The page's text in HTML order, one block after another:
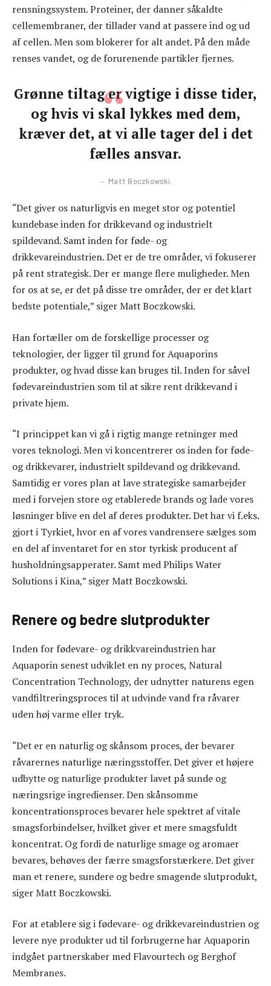
rensningssystem. Proteiner, der danner såkaldte
cellemembraner, der tillader vand at passere ind og ud
af cellen. Men som blokerer for alt andet. På den måde
renses vandet, og de forurenende partikler fjernes.
Grønne tiltag er vigtige i disse tider,
og hvis vi skal lykkes med dem,
kræver det, at vi alle tager del i det
fælles ansvar.
Matt Boczkowski.
“Det giver os naturligvis en meget stor og potentiel
kundebase inden for drikkevand og industrielt
spildevand. Samt inden for føde- og
drikkevareindustrien. Det er de tre områder, vi fokuserer
på rent strategisk. Der er mange flere muligheder. Men
for os at se, er det på disse tre områder, der er det klart
bedste potentiale,” siger Matt Boczkowski.
Han fortæller om de forskellige processer og
teknologier, der ligger til grund for Aquaporins
produkter, og hvad disse kan bruges til. Inden for såvel
fødevareindustrien som til at sikre rent drikkevand i
private hjem.
“I princippet kan vi gå i rigtig mange retninger med
vores teknologi. Men vi koncentrerer os inden for føde-
og drikkevarer, industrielt spildevand og drikkevand.
Samtidig er vores plan at lave strategiske samarbejder
med i forvejen store og etablerede brands og lade vores
løsninger blive en del af deres produkter. Det har vi f.eks.
gjort i Tyrkiet, hvor en af vores vandrensere sælges som
en del af inventaret for en stor tyrkisk producent af
husholdningsapperater. Samt med Philips Water
Solutions i Kina,” siger Matt Boczkowski.
Renere og bedre slutprodukter
Inden for fødevare- og drikkvareindustrien har
Aquaporin senest udviklet en ny proces, Natural
Concentration Technology, der udnytter naturens egen
vandfiltreringsproces til at udvinde vand fra råvarer
uden høj varme eller tryk.
“Det er en naturlig og skånsom proces, der bevarer
råvarernes naturlige næringsstoffer. Det giver et højere
udbytte og naturlige produkter lavet på sunde og
næringsrige ingredienser. Den skånsomme
koncentrationsproces bevarer hele spektret af vitale
smagsforbindelser, hvilket giver et mere smagsfuldt
koncentrat. Og fordi de naturlige smage og aromaer
bevares, behøves der færre smagsforstærkere. Det giver
man et renere, sundere og bedre smagende slutprodukt,
siger Matt Boczkowski.
For at etablere sig i fødevare- og drikkevareindustrien og
levere nye produkter ud til forbrugerne har Aquaporin
indgået partnerskaber med Flavourtech og Berghof
Membranes.